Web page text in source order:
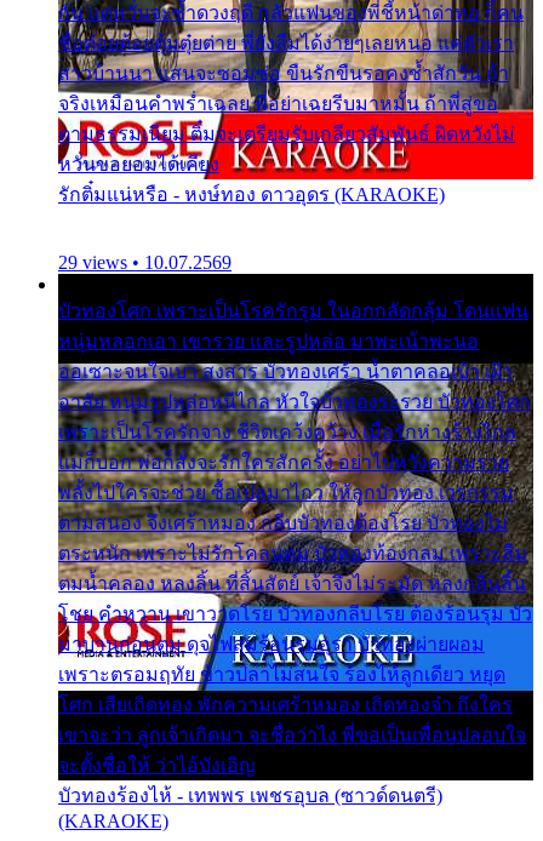
กัน แต่หวั่นจะช้ำดวงฤดี กลัวแฟนของพี่ชี้หน้าด่าทอ ก็คน
ชื่อต๋อยต้อยตุ้มตุ๋ยต่าย พี่ยังลืมได้ง่ายๆเลยหนอ แค่ตัวเรา
สาวบ้านนา แสนจะซอมซ่อ ขืนรักขืนรอคงช้ำสักวัน ถ้า
จริงเหมือนคำพร่ำเฉลย พี่อย่าเฉยรีบมาหมั้น ถ้าพี่สู่ขอ
ตามธรรมเนียม ติ๋มจะเตรียมรับเกลียวสัมพันธ์ ผิดหวังไม่
หวั่นขอยอมได้เคียง
รักติ๋มแน่หรือ - หงษ์ทอง ดาวอุดร (KARAOKE)
29 views • 10.07.2569
บัวทองโศก เพราะเป็นโรครักรุม ในอกกลัดกลุ้ม โดนแฟน
หนุ่มหลอกเอา เขารวย และรูปหล่อ มาพะเน้าพะนอ
ออเซาะจนใจเบา สงสาร บัวทองเศร้า น้ำตาคลอเบ้า เฝ้า
อาลัย หนุ่มรูปหล่อหนีไกล หัวใจบัวทองระรวย บัวทองโศก
เพราะเป็นโรครักจาง ชีวิตเคว้งคว้าง เมื่อรักห่างร้างไกล
แม่ก็บอก พ่อก็สั่งจะรักใครสักครั้ง อย่าไปหวังความรวย
พลั้งไปใครจะช่วย ซื้อเปลมาไกว ให้ลูกบัวทอง เวรกรรม
ตามสนอง จึงเศร้าหมอง กลีบบัวทองต้องโรย บัวทองไม่
ตระหนัก เพราะไม่รักโคลนตม บัวทองท้องกลม เพราะลืม
ตมน้ำคลอง หลงลิ้น ที่สิ้นสัตย์ เจ้าจึงไม่ระมัด หลงกลิ่นลิ้น
โชย คำหวาน เขาวาดโรย บัวทองกลีบโรย ต้องร้อนรุม บัว
มาบานก่อนตูม ดุจไฟสุมร้อนรุมอุรา บัวทองผ่ายผอม
เพราะตรอมฤทัย ข้าวปลาไม่สนใจ ร้องไห้ลูกเดียว หยุด
โศก เสียเถิดทอง พักความเศร้าหมอง เถิดทองจ๋า ถึงใคร
เขาจะว่า ลูกเจ้าเกิดมา จะชื่อว่าไง พี่ขอเป็นเพื่อนปลอบใจ
จะตั้งชื่อให้ ว่าไอ้บังเอิญ
บัวทองร้องไห้ - เทพพร เพชรอุบล (ซาวด์ดนตรี)
(KARAOKE)